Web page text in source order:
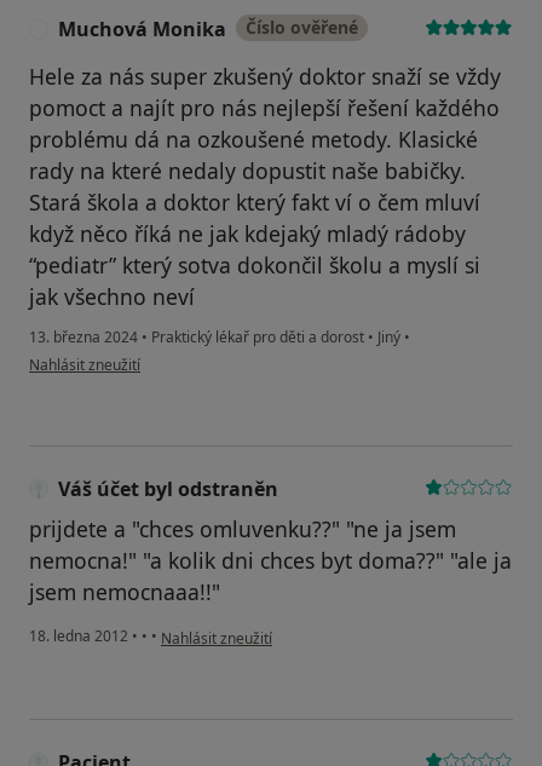
Muchová Monika Číslo ověřené
Hele za nás super zkušený doktor snaží se vždy
pomoct a najít pro nás nejlepší řešení každého
problému dá na ozkoušené metody. Klasické
rady na které nedaly dopustit naše babičky.
Stará škola a doktor který fakt ví o čem mluví
když něco říká ne jak kdejaký mladý rádoby
“pediatr” který sotva dokončil školu a myslí si
jak všechno neví
13. března 2024 • Praktický lékař pro děti a dorost • Jiný •
podle názoru uživatele Muchová Monika
Nahlásit zneužití
Váš účet byl odstraněn
prijdete a "chces omluvenku??" "ne ja jsem
nemocna!" "a kolik dni chces byt doma??" "ale ja
jsem nemocnaaa!!"
18. ledna 2012 • • • podle názoru uživatele Váš účet byl odstraněn
Nahlásit zneužití